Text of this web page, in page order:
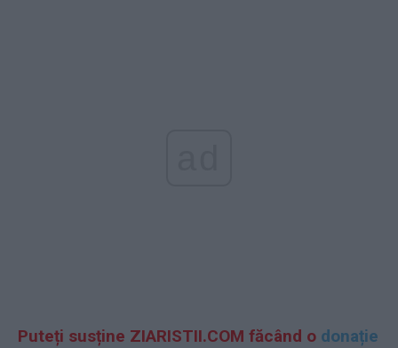
Puteți susține ZIARISTII.COM făcând o donație